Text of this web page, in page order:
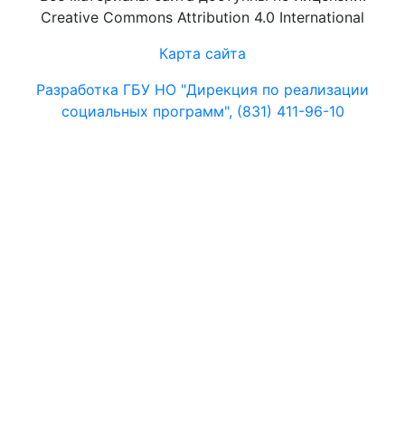
Creative Commons Attribution 4.0 International
Карта сайта
Разработка ГБУ НО "Дирекция по реализации
социальных программ", (831) 411-96-10